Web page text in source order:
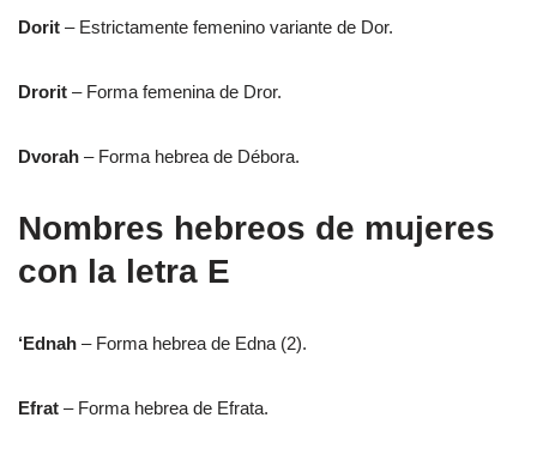
Dorit – Estrictamente femenino variante de Dor.
Drorit – Forma femenina de Dror.
Dvorah – Forma hebrea de Débora.
Nombres hebreos de mujeres
con la letra E
‘Ednah – Forma hebrea de Edna (2).
Efrat – Forma hebrea de Efrata.